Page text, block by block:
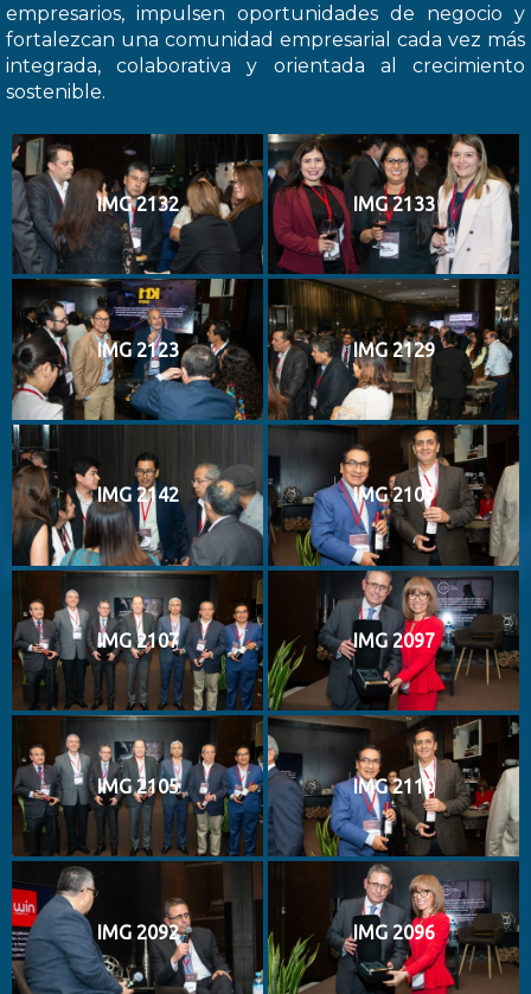
empresarios, impulsen oportunidades de negocio y
fortalezcan una comunidad empresarial cada vez más
integrada, colaborativa y orientada al crecimiento
sostenible.
IMG 2132 IMG 2133
IMG 2123 IMG 2129
IMG 2142 IMG 2109
IMG 2107 IMG 2097
IMG 2105 IMG 2110
IMG 2092 IMG 2096